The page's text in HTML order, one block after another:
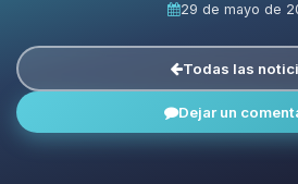
29 de mayo de
Todas las
Dejar un